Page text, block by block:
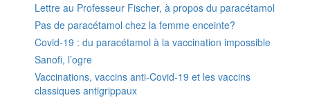
Lettre au Professeur Fischer, à propos du paracétamol
Pas de paracétamol chez la femme enceinte?
Covid-19 : du paracétamol à la vaccination impossible
Sanofi, l’ogre
Vaccinations, vaccins anti-Covid-19 et les vaccins
classiques antigrippaux